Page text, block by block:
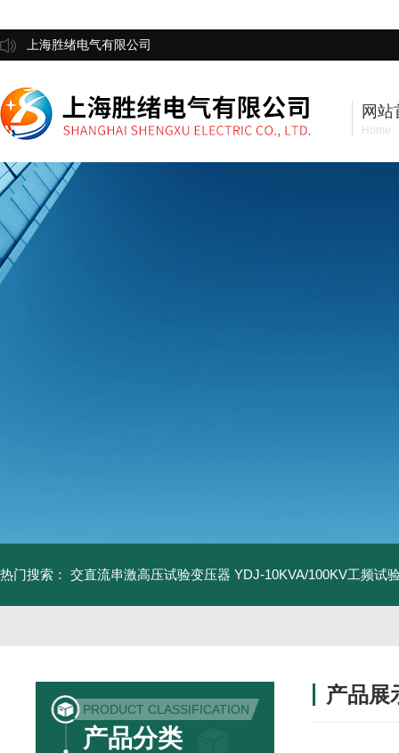
上海胜绪电气有限公司
网站
Home
热门搜索： 交直流串激高压试验变压器 YDJ-10KVA/100KV工频试
PRODUCT CLASSIFICATION
产品分类
产品展